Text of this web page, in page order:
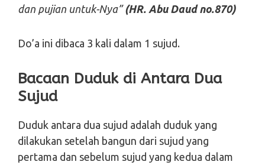
dan pujian untuk-Nya”(HR. Abu Daud no.870)
Do’a ini dibaca 3 kali dalam 1 sujud.
Bacaan Duduk di Antara Dua
Sujud
Duduk antara dua sujud adalah duduk yang
dilakukan setelah bangun dari sujud yang
pertama dan sebelum sujud yang kedua dalam